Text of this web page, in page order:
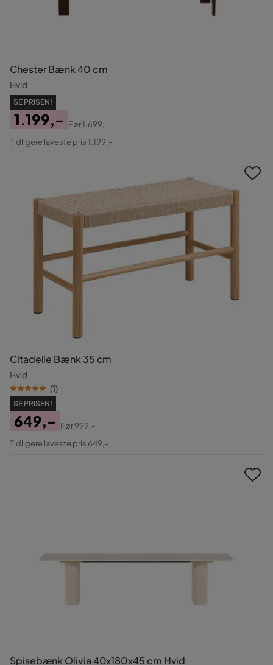
Chester Bænk 40 cm
Hvid
SE PRISEN!
Pris
1.199,-
Original
Før1.699,-
Tidligere laveste pris 1.199,-
Citadelle Bænk 35 cm
Hvid
(1)
SE PRISEN!
Pris
649,-
Original
Før999,-
Tidligere laveste pris 649,-
Spisebænk Olivia 40x180x45 cm Hvid